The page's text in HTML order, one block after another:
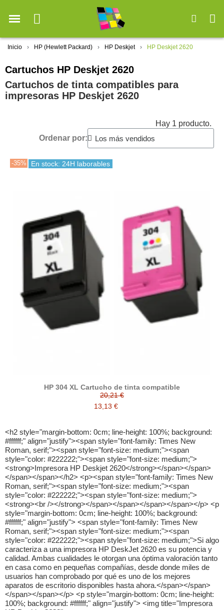
Inicio HP (Hewlett Packard) HP Deskjet HP Deskjet 2620
Cartuchos HP Deskjet 2620
Cartuchos de tinta compatibles para
impresoras HP Deskjet 2620
Hay 1 producto.
Ordenar por:
-35% En stock: 24H laborables
HP 304 XL Cartucho de tinta compatible
20,21 €
13,13 €
<h2 style="margin-bottom: 0cm; line-height: 100%; background: #ffffff;" align="justify"><span style="font-family: Times New Roman, serif;"><span style="font-size: medium;"><span style="color: #222222;"><span style="font-size: medium;"><strong>Impresora HP Deskjet 2620</strong></span></span></span></span></h2> <p><span style="font-family: Times New Roman, serif;"><span style="font-size: medium;"><span style="color: #222222;"><span style="font-size: medium;"><strong><br /></strong></span></span></span></span></p> <p style="margin-bottom: 0cm; line-height: 100%; background: #ffffff;" align="justify"> <span style="font-family: Times New Roman, serif;"><span style="font-size: medium;"><span style="color: #222222;"><span style="font-size: medium;">Si algo caracteriza a una impresora HP DeskJet 2620 es su potencia y calidad. Ambas cualidades le otorgan una óptima valoración tanto en casa como en pequeñas compañías, desde donde miles de usuarios han comprobado por qué es uno de los mejores aparatos de escritorio disponibles hasta ahora.</span></span></span></span></p> <p style="margin-bottom: 0cm; line-height: 100%; background: #ffffff;" align="justify"> <img title="Impresora HP Deskjet 2620" src="https://quecartucho.es/img/cms/Impresoras/HP%20Deskjet%202620.jpg" alt="cartuchos de tinta compatibles para HP Deskjet 2620" width="600" height="532" /></p> <p style="margin-bottom: 0cm; line-height: 100%; background: #ffffff;" align="justify"><span style="font-family: Times New Roman, serif;"><span style="font-size: medium;"><span style="color: #222222;"><span style="font-size: medium;">Se trata de una de las <a title="impresoras todo-en-uno" href="https://quecartucho.es/blog/mejor-impresora-multifuncion-cartuchos-baratos/">impresoras todo-en-uno</a> o multifuncionales más vendidas en tiendas especializadas y tiendas </span></span><span style="color: #222222;"><span style="font-size: medium;"><em>online</em></span></span><span style="color: #222222;"><span style="font-size: medium;">, con la que además de imprimir hojas de texto e imágenes en negro o en color, podrás escanear y copiar con tanta o mayor precisión que con otros modelos que también han apostado al mercado.</span></span></span></span></p> <p style="margin-bottom: 0cm; line-height: 100%; background: #ffffff;" align="justify"> </p> <p style="margin-bottom: 0cm; line-height: 100%; background: #ffffff;" align="justify"><span style="font-family: Times New Roman, serif;"><span style="font-size: medium;"><span style="color: #222222;"><span style="font-size: medium;">Por su puesto que posee muchas especificaciones que la hacen únicas y sumamente apreciadas por los clientes, por lo que será mejor conocerlas a detalle. Así que si estás buscando la más óptima, no dejes de leer a continuación y entérate por qué la <strong>HP DeskJet 2620</strong> es una excelente alternativas.</span></span></span></span></p> <p style="margin-bottom: 0cm; line-height: 100%; background: #ffffff;" align="justify"> </p> <h2 style="margin-bottom: 0cm; line-height: 100%; background: #ffffff;" align="justify"><span style="font-family: Times New Roman, serif;"><span style="font-size: medium;"><span style="color: #222222;"><span style="font-size: medium;"><strong>Características de la DeskJet 2620</strong></span></span></span></span></h2> <p><span style="font-family: Times New Roman, serif;"><span style="font-size: medium;"><span style="color: #222222;"><span style="font-size: medium;"><strong><br /></strong></span></span></span></span></p> <p style="margin-bottom: 0cm; line-height: 100%; background: #ffffff;" align="justify"><span style="font-family: Times New Roman, serif;"><span style="font-size: medium;"><span style="color: #222222;"><span style="font-size: medium;">Por su reducido tamaño, se convierte en un producto ideal para tener a disposición. Cuenta con dimensiones físicas de 424,97x547,7x248,77 mm y 3,42 kg de peso, razón por la que no ocupa tanto espacio y por la que puedes trasladarlo de un lugar a otro sin complicaciones. </span></span></span></span></p> <p style="margin-bottom: 0cm; line-height: 100%; background: #ffffff;" align="justify"> </p> <p style="margin-bottom: 0cm; line-height: 100%; background: #ffffff;" align="justify"><span style="font-family: Times New Roman, serif;"><span style="font-size: medium;"><span style="color: #222222;"><span style="font-size: medium;">En definitiva, tendrás a la mano un artefacto pequeño pero de gran poder y eficacia, con un diseño compacto y elegante, que puedes adquirir fácilmente sin gastar gran cantidad de dinero. Además, es muy fácil de instalar y de usar, aunque para un mejor manejo no está de más consultar el manual de indicaciones.</span></span></span></span></p> <h2 style="margin-bottom: 0cm; line-height: 100%; background: #ffffff;" align="justify"> Cartuchos de <span style="color: #008000;"><a title="tinta impresora hp" href="https://quecartucho.es/4336-cartuchos-de-tinta-hp-compatibles"><span style="color: #008000;">tinta impresora hp</span></a></span> que usa:</h2> <p> </p> <p style="margin-bottom: 0cm; line-height: 100%; background: #ffffff;" align="justify"><span style="font-family: Times New Roman, serif;"><span style="font-size: medium;"><span style="color: #222222;"><span style="font-size: medium;">Como la mayoría de las impresoras, la HP 2620 tiene capacidad solo para dos <span style="color: #008000;"><a title="cartuchos de tinta" href="https://quecartucho.es/"><span style="color: #008000;">cartuchos de tinta</span></a></span>: negro y tricolor, dejando como resultado impresiones súper nítidas y bastante precisas que seguramente te encantarán. También, hay que destacar que posee inyección térmica de tinta HP como tecnología de impresión, lo que la hace aún mejor.</span></span></span></span></p> <p style="margin-bottom: 0cm; line-height: 100%; background: #ffffff;" align="justify"> </p> <p style="margin-bottom: 0cm; line-height: 100%; background: #ffffff;" align="justify"><span style="font-family: Times New Roman, serif;"><span style="font-size: medium;"><span style="color: #222222;"><span style="font-size: medium;">Otro punto a favor es su velocidad de impresión que puede ser de hasta 20 páginas por minuto (ppm) cuando se trata de un borrador en negro; pero será de hasta 16 ppm para un borrador a color. Imprimir en negro contará con una rapidez de hasta 7,5 ppm mientras que en color será de hasta 5,5 ppm.</span></span></span></span></p> <p style="margin-bottom: 0cm; line-height: 100%; background: #ffffff;" align="justify"> </p> <p style="margin-bottom: 0cm; line-height: 100%; background: #ffffff;" align="justify"><span style="font-family: Times New Roman, serif;"><span style="font-size: medium;"><span style="color: #222222;"><span style="font-size: medium;">Si se habla de calidad, será necesario acotar que cuenta con una resolución de hasta 4800x1200 dpi optimizado en color, sobre todo si la impresión se lleva a cabo en un equipo con dpi de entrada y en algunos papeles especiales de fotografía. Este artefacto eléctrico, que aún goza de excelente reputación en el mercado, tiene un <span style="color: #008000;"><a title="ciclo de trabajo de una impresora" href="https://quecartucho.es/blog/tipos-de-impresoras-en-el-mercado-actual/#Ciclo_de_trabajo"><span style="color: #008000;">ciclo de trabajo</span></a></span> de hasta 1.000 páginas al mes.</span></span></span></span></p> <p style="margin-bottom: 0cm; line-height: 100%; background: #ffffff;" align="justify"> </p> <p style="margin-bottom: 0cm; line-height: 100%; background: #ffffff;" align="justify"><span style="font-family: Times New Roman, serif;"><span style="font-size: medium;"><span style="color: #222222;"><span style="font-size: medium;">Como ya hicimos referencia, se trata de un modelo multifuncional que incluye escáner, garantizando registros fotográficos, de imágenes o documentos de manera eficiente. </span></span></span></span></p> <p style="margin-bottom: 0cm; line-height: 100%; background: #ffffff;" align="justify"> </p> <p style="margin-bottom: 0cm; line-height: 100%; background: #ffffff;" align="justify"><span style="font-family: Times New Roman, serif;"><span style="font-size: medium;"><span style="color: #222222;"><span style="font-size: medium;">Su tecnología es conocida como Sensor de Imágenes por Contacto, considerada una de las mejores; pero además presume de su resolución que puede llegar a ser de 1200x1200 dpi.</span></span></span></span></p> <p style="margin-bottom: 0cm; line-height: 100%; background: #ffffff;" align="justify"> </p> <p style="margin-bottom: 0cm; line-height: 100%; background: #ffffff;" align="justify"><span style="font-family: Times New Roman, serif;"><span style="font-size: medium;"><span style="color: #222222;"><span style="font-size: medium;">Sus niveles de escala de grises es de 256 mientras que el tamaño de escaneo plano es de 216x297.</span></span></span></span></p> <p style="margin-bottom: 0cm; line-height: 100%; background: #ffffff;" align="justify"> </p> <p style="margin-bottom: 0cm; line-height: 100%; background: #ffffff;" align="justify"><span style="font-family: Times New Roman, serif;"><span style="font-size: medium;"><span style="color: #222222;"><span style="font-size: medium;">La DeskJet 2620 también ha sido valorada por ser una excelente copiadora. Al respecto, existe una serie de características que deberás saber como su capacidad de ampliación automática y copiado a color. Además, permite realizar un máximo de 9 copias con resolución de 600x300 dpi cada una.</span></span></span></span></p> <p style="margin-bottom: 0cm; line-height: 100%; background: #ffffff;" align="justify"> </p> <p style="margin-bottom: 0cm; line-height: 100%; background: #ffffff;" align="justify"><span style="font-family: Times New Roman, serif;"><span style="font-size: medium;"><span style="color: #222222;"><span style="font-size: medium;">Sin duda alguna, que esta información será súper valiosa a la hora de decidir y hacer la mejor compra de tu vid